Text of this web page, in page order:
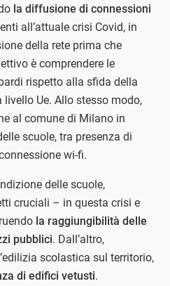
la diffusione di connessioni
all’attuale crisi Covid, in
della rete prima che
è comprendere le
rispetto alla sfida della
Ue. Allo stesso modo,
al comune di Milano in
scuole, tra presenza di
wi-fi.
delle scuole,
cruciali – in questa crisi e
la raggiungibilità delle
pubblici. Dall’altro,
scolastica sul territorio,
di edifici vetusti.